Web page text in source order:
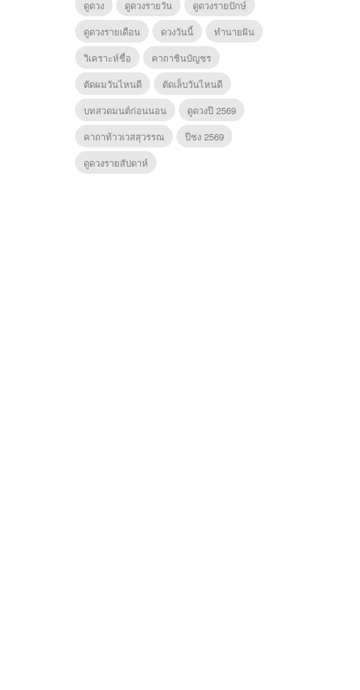
ดูดวง ดูดวงรายวัน
ดูดวงรายปักษ์
ดูดวงรายเดือน
ดวงวันนี้
ทํานายฝัน
วิเคราะห์ชื่อ
คาถาชินบัญชร
ตัดผมวันไหนดี
ตัดเล็บวันไหนดี
บทสวดมนต์ก่อนนอน
ดูดวงปี 2569
คาถาท้าวเวสสุวรรณ
ปีชง 2569
ดูดวงรายสัปดาห์